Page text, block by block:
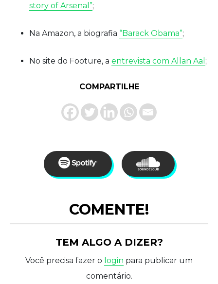
story of Arsenal”;
Na Amazon, a biografia “Barack Obama”;
No site do Footure, a entrevista com Allan Aal ;
COMPARTILHE
COMENTE!
TEM ALGO A DIZER?
Você precisa fazer o login para publicar um
comentário.